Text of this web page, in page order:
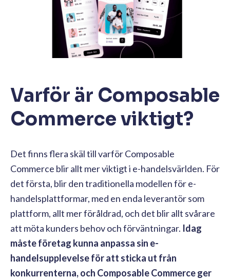
Varför är Composable
Commerce viktigt?
Det finns flera skäl till varför Composable
Commerce blir allt mer viktigt i e-handelsvärlden. För
det första, blir den traditionella modellen för e-
handelsplattformar, med en enda leverantör som
plattform, allt mer föråldrad, och det blir allt svårare
att möta kunders behov och förväntningar. Idag
måste företag kunna anpassa sin e-
handelsupplevelse för att sticka ut från
konkurrenterna, och Composable Commerce ger